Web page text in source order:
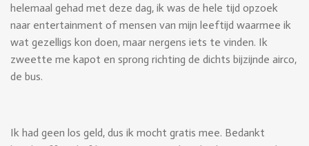
helemaal gehad met deze dag, ik was de hele tijd opzoek
naar entertainment of mensen van mijn leeftijd waarmee ik
wat gezelligs kon doen, maar nergens iets te vinden. Ik
zweette me kapot en sprong richting de dichts bijzijnde airco,
de bus.
Ik had geen los geld, dus ik mocht gratis mee. Bedankt